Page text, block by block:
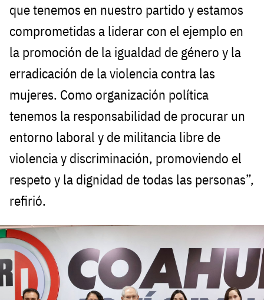
que tenemos en nuestro partido y estamos
comprometidas a liderar con el ejemplo en
la promoción de la igualdad de género y la
erradicación de la violencia contra las
mujeres. Como organización política
tenemos la responsabilidad de procurar un
entorno laboral y de militancia libre de
violencia y discriminación, promoviendo el
respeto y la dignidad de todas las personas”,
refirió.